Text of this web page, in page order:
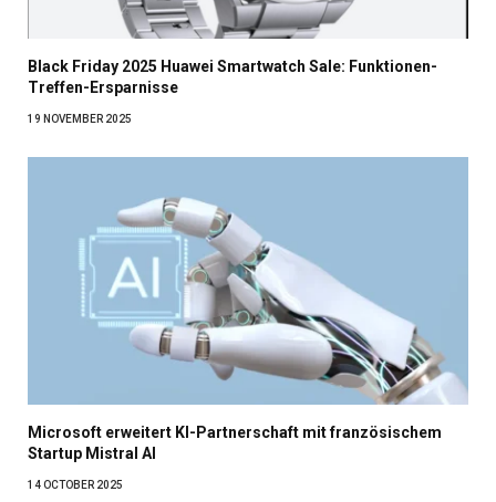
Black Friday 2025 Huawei Smartwatch Sale: Funktionen-
Treffen-Ersparnisse
19 NOVEMBER 2025
Microsoft erweitert KI-Partnerschaft mit französischem
Startup Mistral AI
14 OCTOBER 2025